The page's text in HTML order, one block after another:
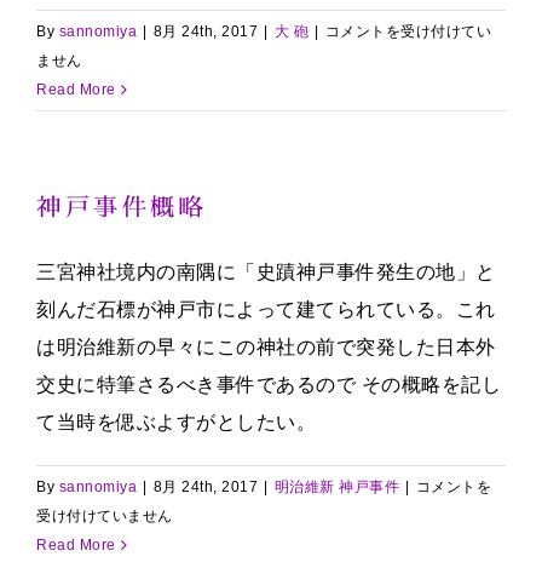
By sannomiya 8月 24th, 2017 大 砲
大
コメントを受け付けてい
ません
Read More
神戸事件概略
三宮神社境内の南隅に「史蹟神戸事件発生の地」と
刻んだ石標が神戸市によって建てられている。これ
は明治維新の早々にこの神社の前で突発した日本外
交史に特筆さるべき事件であるので その概略を記し
て当時を偲ぶよすがとしたい。
By sannomiya 8月 24th, 2017 明治維新 神戸事件
神
コメントを
受け付けていません
Read More